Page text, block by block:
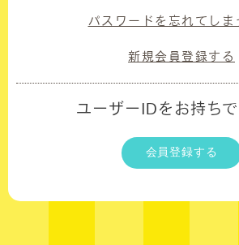
CALENDARパスワードを忘れてしま
新規会員登録する
ユーザーIDをお持ち
会員登録する